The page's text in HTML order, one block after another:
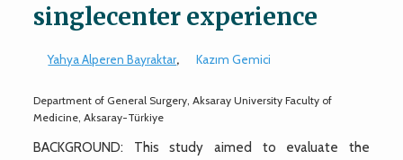
singlecenter experience
Yahya Alperen Bayraktar, Kazım Gemici
Department of General Surgery, Aksaray University Faculty of
Medicine, Aksaray-Türkiye
BACKGROUND: This study aimed to evaluate the